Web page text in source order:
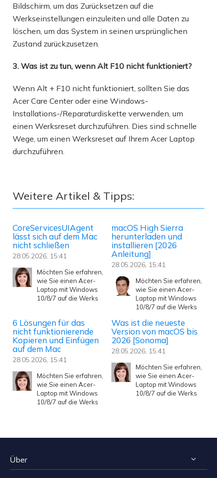
Bildschirm, um das Zurücksetzen auf die
Werkseinstellungen einzuleiten und alle Daten zu
löschen, um das System in seinen ursprünglichen
Zustand zurückzusetzen.
3. Was ist zu tun, wenn Alt F10 nicht funktioniert?
Wenn Alt + F10 nicht funktioniert, sollten Sie das
Acer Care Center oder eine Windows-
Installations-/Reparaturdiskette verwenden, um
einen Werksreset durchzuführen. Dies sind schnelle
Wege, um einen Werksreset auf Ihrem Acer Laptop
durchzuführen.
Weitere Artikel & Tipps:
CoreServicesUIAgent
lässt sich auf dem Mac
nicht schließen
28.05.2026, 15:41
Möchten Sie erfahren,
wie Sie einen Acer-
Laptop mit Windows
10/8/7 auf die Werks
macOS High Sierra
herunterladen und
installieren [2026
Anleitung]
28.05.2026, 15:41
Möchten Sie erfahren,
wie Sie einen Acer-
Laptop mit Windows
10/8/7 auf die Werks
6 Lösungen für das
nicht funktionierende
Kopieren und Einfügen
auf dem Mac
28.05.2026, 15:41
Möchten Sie erfahren,
wie Sie einen Acer-
Laptop mit Windows
10/8/7 auf die Werks
Was ist die neueste
Version von macOS bis
2026 [Sonoma]
28.05.2026, 15:41
Möchten Sie erfahren,
wie Sie einen Acer-
Laptop mit Windows
10/8/7 auf die Werks
Über